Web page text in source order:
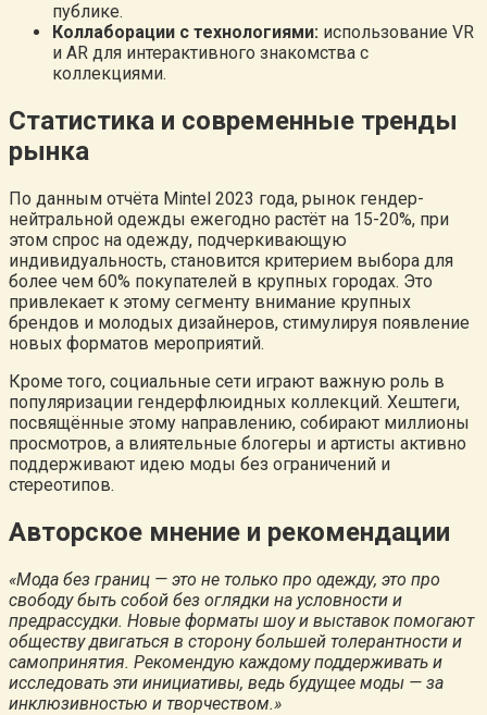
публике.
Коллаборации с технологиями: использование VR
и AR для интерактивного знакомства с
коллекциями.
Статистика и современные тренды
рынка
По данным отчёта Mintel 2023 года, рынок гендер-
нейтральной одежды ежегодно растёт на 15-20%, при
этом спрос на одежду, подчеркивающую
индивидуальность, становится критерием выбора для
более чем 60% покупателей в крупных городах. Это
привлекает к этому сегменту внимание крупных
брендов и молодых дизайнеров, стимулируя появление
новых форматов мероприятий.
Кроме того, социальные сети играют важную роль в
популяризации гендерфлюидных коллекций. Хештеги,
посвящённые этому направлению, собирают миллионы
просмотров, а влиятельные блогеры и артисты активно
поддерживают идею моды без ограничений и
стереотипов.
Авторское мнение и рекомендации
«Мода без границ — это не только про одежду, это про
свободу быть собой без оглядки на условности и
предрассудки. Новые форматы шоу и выставок помогают
обществу двигаться в сторону большей толерантности и
самопринятия. Рекомендую каждому поддерживать и
исследовать эти инициативы, ведь будущее моды — за
инклюзивностью и творчеством.»